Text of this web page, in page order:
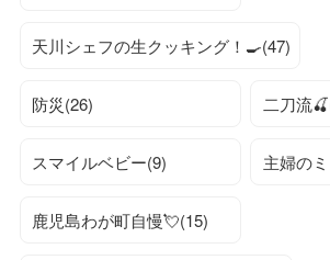
天川シェフの生クッキング！🍳(47)
防災(26) 二刀流
スマイルベビー(9) 主婦の
鹿児島わが町自慢💘(15)